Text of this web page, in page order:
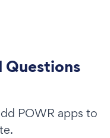
Questions
POWR apps to